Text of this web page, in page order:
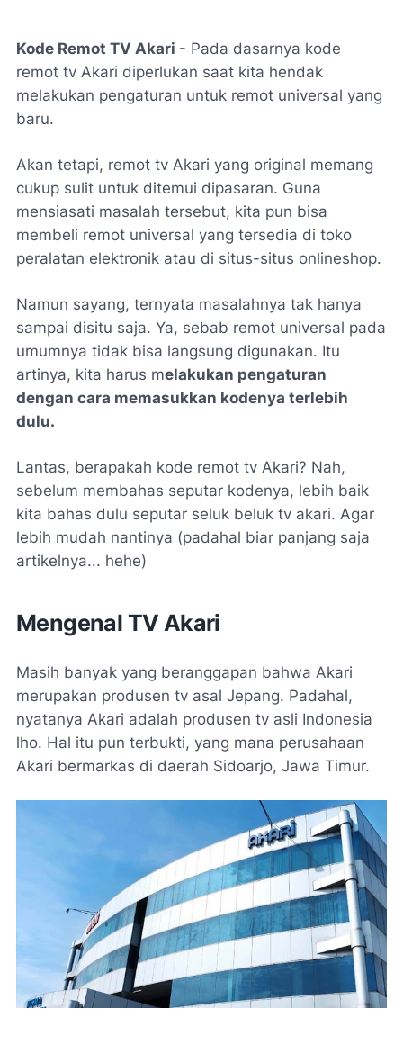
Kode Remot TV Akari - Pada dasarnya kode
remot tv Akari diperlukan saat kita hendak
melakukan pengaturan untuk remot universal yang
baru.
Akan tetapi, remot tv Akari yang original memang
cukup sulit untuk ditemui dipasaran. Guna
mensiasati masalah tersebut, kita pun bisa
membeli remot universal yang tersedia di toko
peralatan elektronik atau di situs-situs onlineshop.
Namun sayang, ternyata masalahnya tak hanya
sampai disitu saja. Ya, sebab remot universal pada
umumnya tidak bisa langsung digunakan. Itu
artinya, kita harus melakukan pengaturan
dengan cara memasukkan kodenya terlebih
dulu.
Lantas, berapakah kode remot tv Akari? Nah,
sebelum membahas seputar kodenya, lebih baik
kita bahas dulu seputar seluk beluk tv akari. Agar
lebih mudah nantinya (padahal biar panjang saja
artikelnya... hehe)
Mengenal TV Akari
Masih banyak yang beranggapan bahwa Akari
merupakan produsen tv asal Jepang. Padahal,
nyatanya Akari adalah produsen tv asli Indonesia
lho. Hal itu pun terbukti, yang mana perusahaan
Akari bermarkas di daerah Sidoarjo, Jawa Timur.